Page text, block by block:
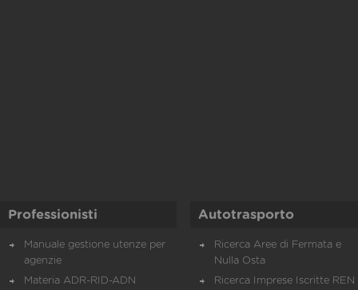
Professionisti
Manuale gestione utenze per
agenzie
Materia ADR-RID-ADN
Autotrasporto
Ricerca Aree di Fermata e
Nulla Osta
Ricerca Imprese Iscritte REN